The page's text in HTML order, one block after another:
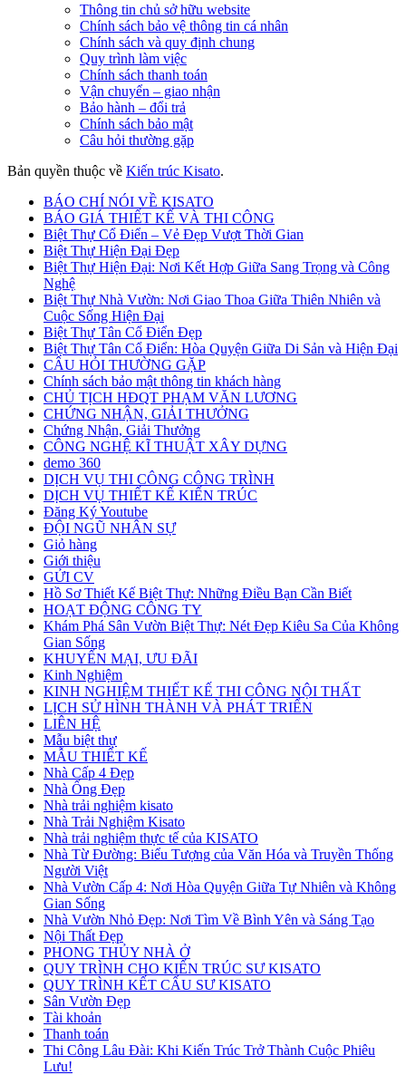
Thông tin chủ sở hữu website
Chính sách bảo vệ thông tin cá nhân
Chính sách và quy định chung
Quy trình làm việc
Chính sách thanh toán
Vận chuyển – giao nhận
Bảo hành – đổi trả
Chính sách bảo mật
Câu hỏi thường gặp
Bản quyền thuộc về Kiến trúc Kisato.
BÁO CHÍ NÓI VỀ KISATO
BÁO GIÁ THIẾT KẾ VÀ THI CÔNG
Biệt Thự Cổ Điển – Vẻ Đẹp Vượt Thời Gian
Biệt Thự Hiện Đại Đẹp
Biệt Thự Hiện Đại: Nơi Kết Hợp Giữa Sang Trọng và Công
Nghệ
Biệt Thự Nhà Vườn: Nơi Giao Thoa Giữa Thiên Nhiên và
Cuộc Sống Hiện Đại
Biệt Thự Tân Cổ Điển Đẹp
Biệt Thự Tân Cổ Điển: Hòa Quyện Giữa Di Sản và Hiện Đại
CÂU HỎI THƯỜNG GẶP
Chính sách bảo mật thông tin khách hàng
CHỦ TỊCH HĐQT PHẠM VĂN LƯƠNG
CHỨNG NHẬN, GIẢI THƯỞNG
Chứng Nhận, Giải Thưởng
CÔNG NGHỆ KĨ THUẬT XÂY DỰNG
demo 360
DỊCH VỤ THI CÔNG CÔNG TRÌNH
DỊCH VỤ THIẾT KẾ KIẾN TRÚC
Đăng Ký Youtube
ĐỘI NGŨ NHÂN SỰ
Giỏ hàng
Giới thiệu
GỬI CV
Hồ Sơ Thiết Kế Biệt Thự: Những Điều Bạn Cần Biết
HOẠT ĐỘNG CÔNG TY
Khám Phá Sân Vườn Biệt Thự: Nét Đẹp Kiêu Sa Của Không
Gian Sống
KHUYẾN MẠI, ƯU ĐÃI
Kinh Nghiệm
KINH NGHIỆM THIẾT KẾ THI CÔNG NỘI THẤT
LỊCH SỬ HÌNH THÀNH VÀ PHÁT TRIỂN
LIÊN HỆ
Mẫu biệt thự
MẪU THIẾT KẾ
Nhà Cấp 4 Đẹp
Nhà Ống Đẹp
Nhà trải nghiệm kisato
Nhà Trải Nghiệm Kisato
Nhà trải nghiệm thực tế của KISATO
Nhà Từ Đường: Biểu Tượng của Văn Hóa và Truyền Thống
Người Việt
Nhà Vườn Cấp 4: Nơi Hòa Quyện Giữa Tự Nhiên và Không
Gian Sống
Nhà Vườn Nhỏ Đẹp: Nơi Tìm Về Bình Yên và Sáng Tạo
Nội Thất Đẹp
PHONG THỦY NHÀ Ở
QUY TRÌNH CHO KIẾN TRÚC SƯ KISATO
QUY TRÌNH KẾT CẤU SƯ KISATO
Sân Vườn Đẹp
Tài khoản
Thanh toán
Thi Công Lâu Đài: Khi Kiến Trúc Trở Thành Cuộc Phiêu
Lưu!